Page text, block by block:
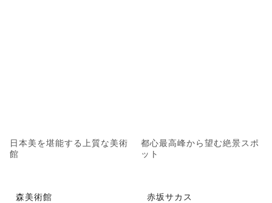
日本美を堪能する上質な美術
館
都心最高峰から望む絶景スポ
ット
森美術館 赤坂サカス